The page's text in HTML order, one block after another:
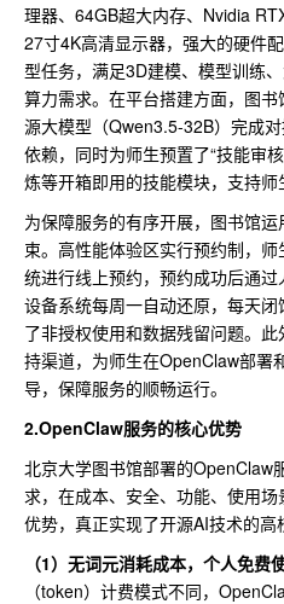
理器、64GB超大内存、Nvidia
27寸4K高清显示器，强大的硬件
型任务，满足3D建模、模型训练
算力需求。在平台搭建方面，图
源大模型（Qwen3.5-32B）完成
依赖，同时为师生预置了“技能审
炼等开箱即用的技能模块，支持师
为保障服务的有序开展，图书馆
束。高性能体验区实行预约制，
统进行线上预约，预约成功后通过
设备系统每周一自动还原，每天
了非授权使用和数据残留问题。
持渠道，为师生在OpenClaw部署
导，保障服务的顺畅运行。
2.OpenClaw服务的核心优势
北京大学图书馆部署的OpenClaw
求，在成本、安全、功能、使用
优势，真正实现了开源AI技术的高
（1）无词元消耗成本，个人免费
（token）计费模式不同，